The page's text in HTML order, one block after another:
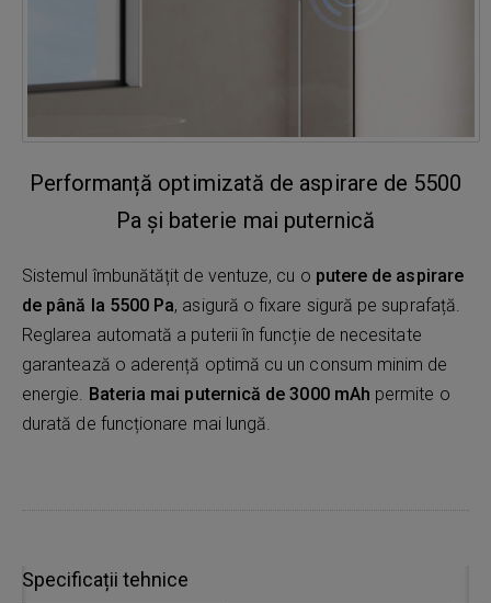
Performanță optimizată de aspirare de 5500
Pa și baterie mai puternică
Sistemul îmbunătățit de ventuze, cu o putere de aspirare
de până la 5500 Pa, asigură o fixare sigură pe suprafață.
Reglarea automată a puterii în funcție de necesitate
garantează o aderență optimă cu un consum minim de
energie. Bateria mai puternică de 3000 mAh permite o
durată de funcționare mai lungă.
Specificații tehnice